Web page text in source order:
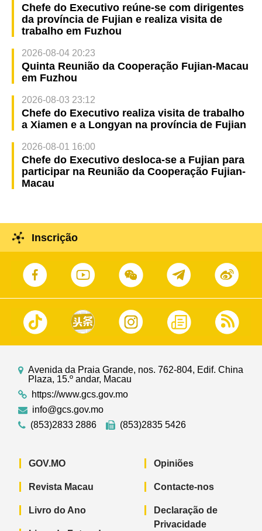
Chefe do Executivo reúne-se com dirigentes
da província de Fujian e realiza visita de
trabalho em Fuzhou
2026-08-04 20:23
Quinta Reunião da Cooperação Fujian-Macau
em Fuzhou
2026-08-03 23:12
Chefe do Executivo realiza visita de trabalho
a Xiamen e a Longyan na província de Fujian
2026-08-01 16:00
Chefe do Executivo desloca-se a Fujian para
participar na Reunião da Cooperação Fujian-
Macau
Inscrição
Avenida da Praia Grande, nos. 762-804, Edif. China
Plaza, 15.º andar, Macau
https://www.gcs.gov.mo
info@gcs.gov.mo
(853)2833 2886
(853)2835 5426
GOV.MO
Revista Macau
Livro do Ano
Opiniões
Contacte-nos
Declaração de
Privacidade